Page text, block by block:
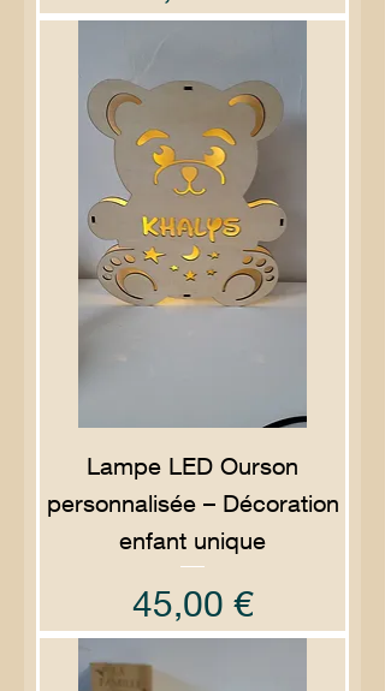
Lampe LED Ourson
personnalisée – Décoration
enfant unique
Prix
45,00 €